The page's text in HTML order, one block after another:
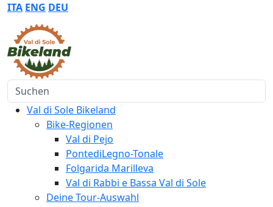
ITA ENG DEU
Suchen
Val di Sole Bikeland
Bike-Regionen
Val di Pejo
PontediLegno-Tonale
Folgarida Marilleva
Val di Rabbi e Bassa Val di Sole
Deine Tour-Auswahl